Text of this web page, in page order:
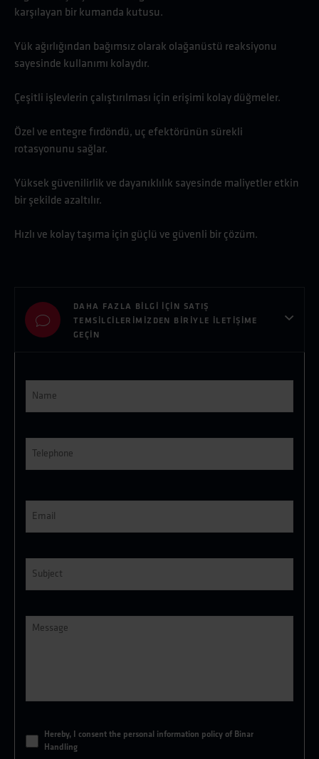
karşılayan bir kumanda kutusu.
Yük ağırlığından bağımsız olarak olağanüstü reaksiyonu
sayesinde kullanımı kolaydır.
Çeşitli işlevlerin çalıştırılması için erişimi kolay düğmeler.
Özel ve entegre fırdöndü, uç efektörünün sürekli
rotasyonunu sağlar.
Yüksek güvenilirlik ve dayanıklılık sayesinde maliyetler etkin
bir şekilde azaltılır.
Hızlı ve kolay taşıma için güçlü ve güvenli bir çözüm.
DAHA FAZLA BİLGİ İÇİN SATIŞ
TEMSİLCİLERİMİZDEN BİRİYLE İLETİŞİME
GEÇİN
Name *
Telephone *
E-
post
*
Subject *
Message *
* Hereby, I consent the personal information policy of Binar
Handling